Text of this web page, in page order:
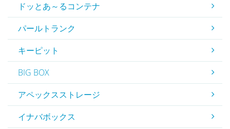
ドッとあ～るコンテナ
パールトランク
キーピット
BIG BOX
アペックスストレージ
イナバボックス